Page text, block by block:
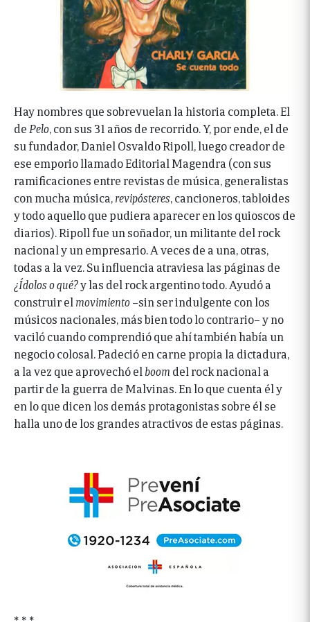
Hay nombres que sobrevuelan la historia completa. El
de Pelo , con sus 31 años de recorrido. Y, por ende, el de
su fundador, Daniel Osvaldo Ripoll, luego creador de
ese emporio llamado Editorial Magendra (con sus
ramificaciones entre revistas de música, generalistas
con mucha música, revipósteres , cancioneros, tabloides
y todo aquello que pudiera aparecer en los quioscos de
diarios). Ripoll fue un soñador, un militante del rock
nacional y un empresario. A veces de a una, otras,
todas a la vez. Su influencia atraviesa las páginas de
¿Ídolos o qué?y las del rock argentino todo. Ayudó a
construir el movimiento–sin ser indulgente con los
músicos nacionales, más bien todo lo contrario– y no
vaciló cuando comprendió que ahí también había un
negocio colosal. Padeció en carne propia la dictadura,
a la vez que aprovechó el boom del rock nacional a
partir de la guerra de Malvinas. En lo que cuenta él y
en lo que dicen los demás protagonistas sobre él se
halla uno de los grandes atractivos de estas páginas.